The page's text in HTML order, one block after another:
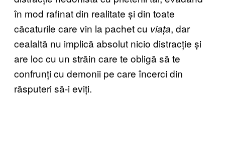
în mod rafinat din realitate și din toate
căcaturile care vin la pachet cu viața, dar
cealaltă nu implică absolut nicio distracție și
are loc cu un străin care te obligă să te
confrunți cu demonii pe care încerci din
răsputeri să-i eviți.